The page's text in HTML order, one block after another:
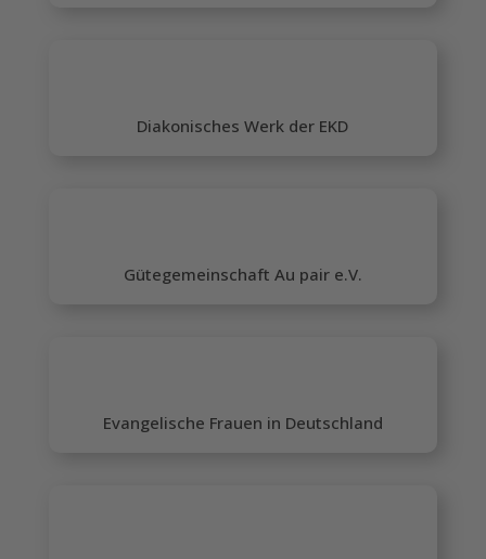
Diakonisches Werk der EKD
Gütegemeinschaft Au pair e.V.
Evangelische Frauen in Deutschland